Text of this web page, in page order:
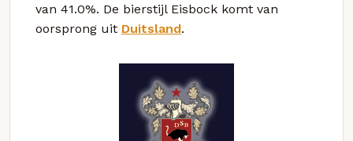
van 41.0%. De bierstijl Eisbock komt van
oorsprong uit Duitsland.